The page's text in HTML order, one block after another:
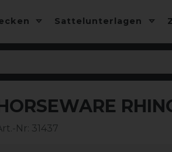
Sattelunterlagen
Nr: 31437